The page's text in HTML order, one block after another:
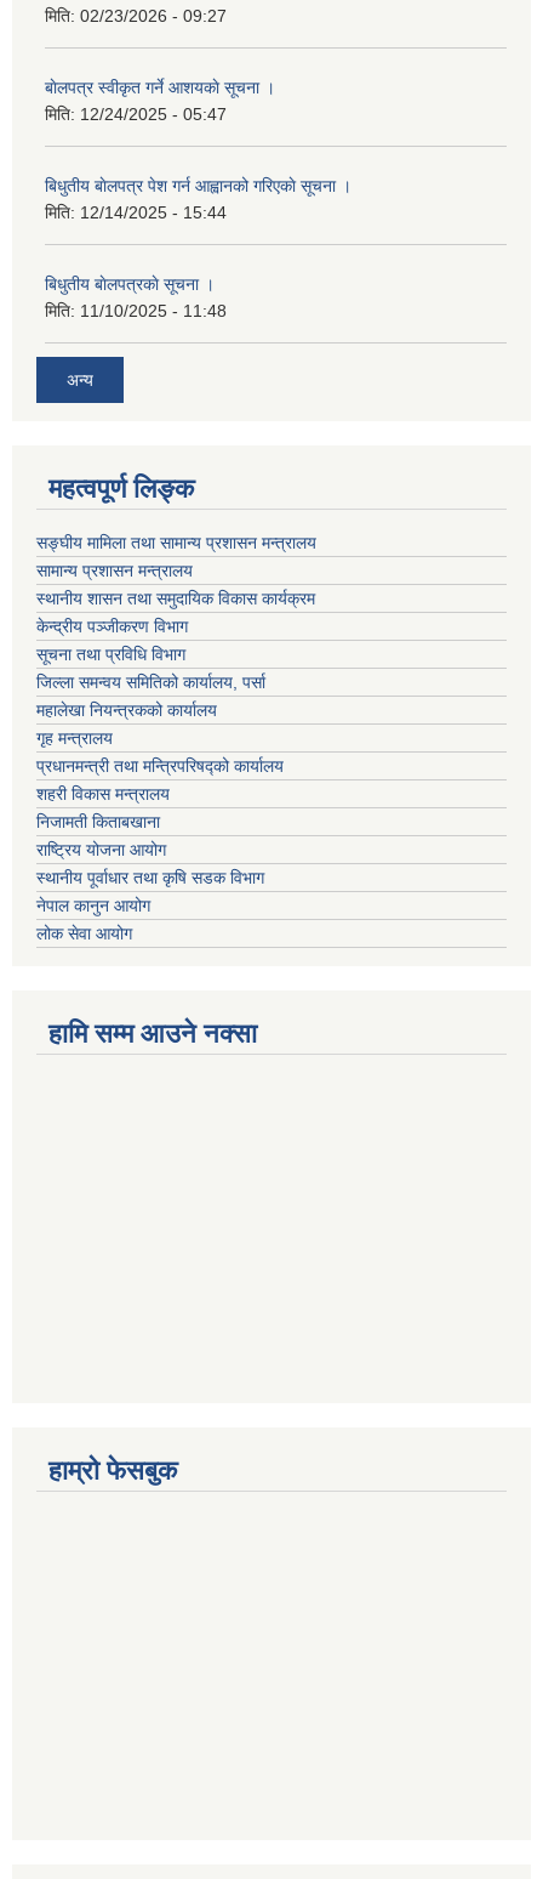
मिति: 02/23/2026 - 09:27
बाेलपत्र स्वीकृत गर्ने आशयकाे सूचना ।
मिति: 12/24/2025 - 05:47
बिधुतीय बाेलपत्र पेश गर्न आह्वानको गरिएकाे सूचना ।
मिति: 12/14/2025 - 15:44
बिधुतीय बाेलपत्रकाे सूचना ।
मिति: 11/10/2025 - 11:48
अन्य
महत्वपूर्ण लिङ्क
सङ्घीय मामिला तथा सामान्य प्रशासन मन्त्रालय
सामान्य प्रशासन मन्त्रालय
स्थानीय शासन तथा समुदायिक विकास कार्यक्रम
केन्द्रीय पञ्जीकरण विभाग
सूचना तथा प्रविधि विभाग
जिल्ला समन्वय समितिको कार्यालय, पर्सा
महालेखा नियन्त्रकको कार्यालय
गृह मन्त्रालय
प्रधानमन्त्री तथा मन्त्रिपरिषद्को कार्यालय
शहरी विकास मन्त्रालय
निजामती किताबखाना
राष्ट्रिय योजना आयोग
स्थानीय पूर्वाधार तथा कृषि सडक विभाग
नेपाल कानुन आयोग
लोक सेवा आयोग
हामि सम्म आउने नक्सा
हाम्रो फेसबुक